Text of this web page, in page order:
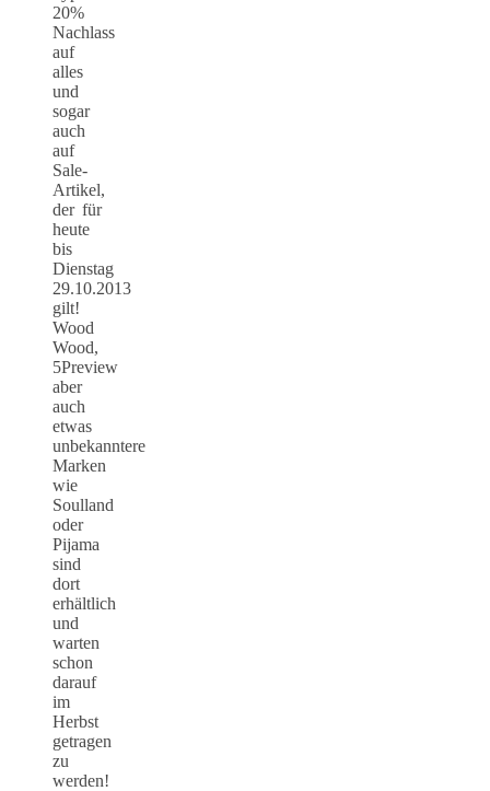
20%
Nachlass
auf
alles
und
sogar
auch
auf
Sale-
Artikel,
der für
heute
bis
Dienstag
29.10.2013
gilt!
Wood
Wood,
5Preview
aber
auch
etwas
unbekanntere
Marken
wie
Soulland
oder
Pijama
sind
dort
erhältlich
und
warten
schon
darauf
im
Herbst
getragen
zu
werden!